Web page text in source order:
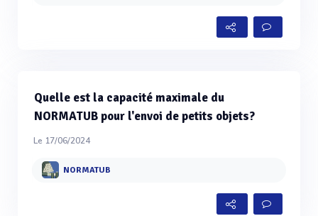
Quelle est la capacité maximale du
NORMATUB pour l'envoi de petits objets?
Le 17/06/2024
NORMATUB